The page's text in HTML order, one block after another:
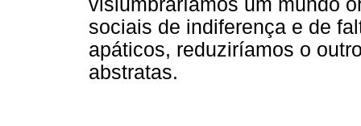
vislumbraríamos um mundo
sociais de indiferença e de
apáticos, reduziríamos o
abstratas.